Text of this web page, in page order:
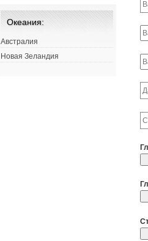
Океания:
Австралия
Новая Зеландия